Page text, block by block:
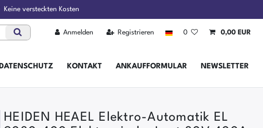
Keine versteckten Kosten
Anmelden Registrieren 0 0,00 EUR
DATENSCHUTZ KONTAKT ANKAUFFORMULAR NEWSLETTER
HEIDEN HEAEL Elektro-Automatik EL